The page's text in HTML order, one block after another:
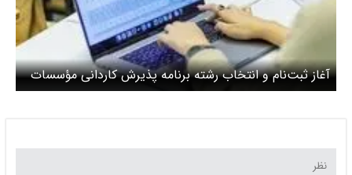
آغاز ثبت‌نام و انتخاب رشته برنامه پذیرش کاردانی مؤسسات
آموزش عالی غیردولتی- غیرانتفاعی